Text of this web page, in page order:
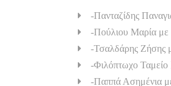
-Πανταζίδης
-Πούλιου Μαρία με
-Τσαλδάρης Ζήσης
-Φιλόπτωχο
-Παππά Ασημένια